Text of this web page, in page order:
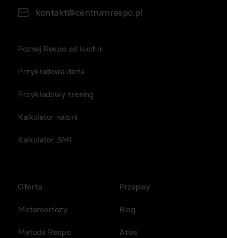
kontakt@centrumrespo.pl
Poznaj Respo od kuchni
Przykładowa dieta
Przykładowy trening
Kalkulator kalorii
Kalkulator BMI
Oferta
Metamorfozy
Metoda Respo
Przepisy
Blog
Atlas